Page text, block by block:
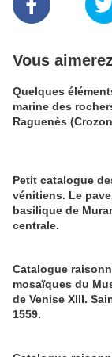
Vous
Quelques
marine des
Raguenès
Petit catalogue
vénitiens. Le
basilique de
centrale.
Catalogue
mosaïques du
de Venise XIII.
1559.